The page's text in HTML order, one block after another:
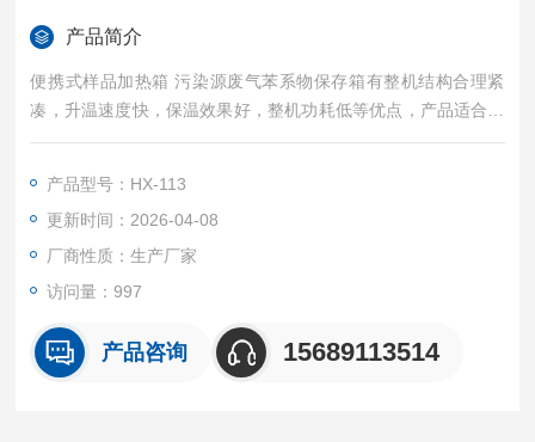
产品简介
便携式样品加热箱 污染源废气苯系物保存箱有整机结构合理紧
凑，升温速度快，保温效果好，整机功耗低等优点，产品适合用
户户外使用
产品型号：HX-113
更新时间：2026-04-08
厂商性质：生产厂家
访问量：997
产品咨询 15689113514